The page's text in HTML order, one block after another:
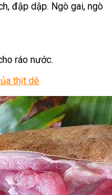
đập dập. Ngò gai, ngò
ráo nước.
thịt dê